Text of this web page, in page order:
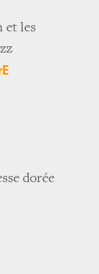
et les
dorée